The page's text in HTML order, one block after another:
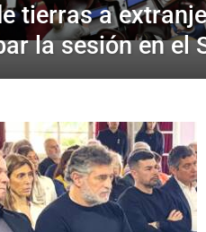
tierras a
la sesión en el